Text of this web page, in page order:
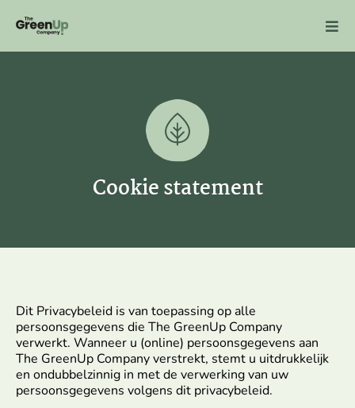
naar
inhoud
Cookie statement
Dit Privacybeleid is van toepassing op alle
persoonsgegevens die The GreenUp Company
verwerkt. Wanneer u (online) persoonsgegevens aan
The GreenUp Company verstrekt, stemt u uitdrukkelijk
en ondubbelzinnig in met de verwerking van uw
persoonsgegevens volgens dit privacybeleid.